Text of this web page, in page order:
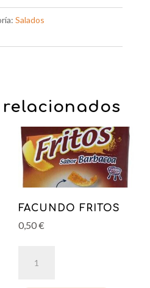
Salados
FACUNDO FRITOS
0,50€
FRITOS